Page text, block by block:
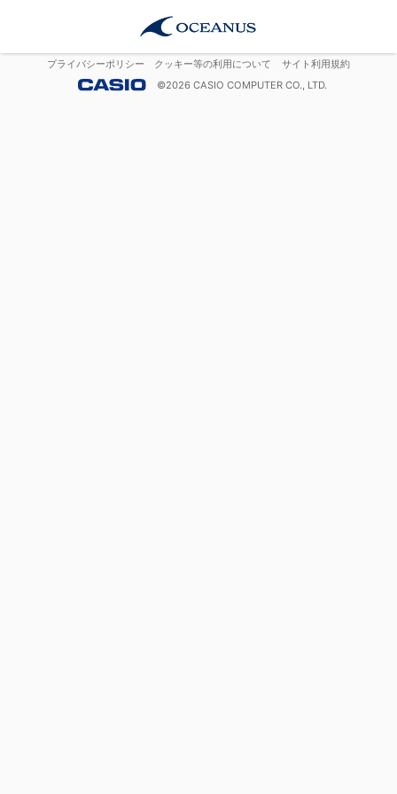
プライバシーポリシー クッキー等の利用について
サイト利用規約
©2026 CASIO COMPUTER CO., LTD.